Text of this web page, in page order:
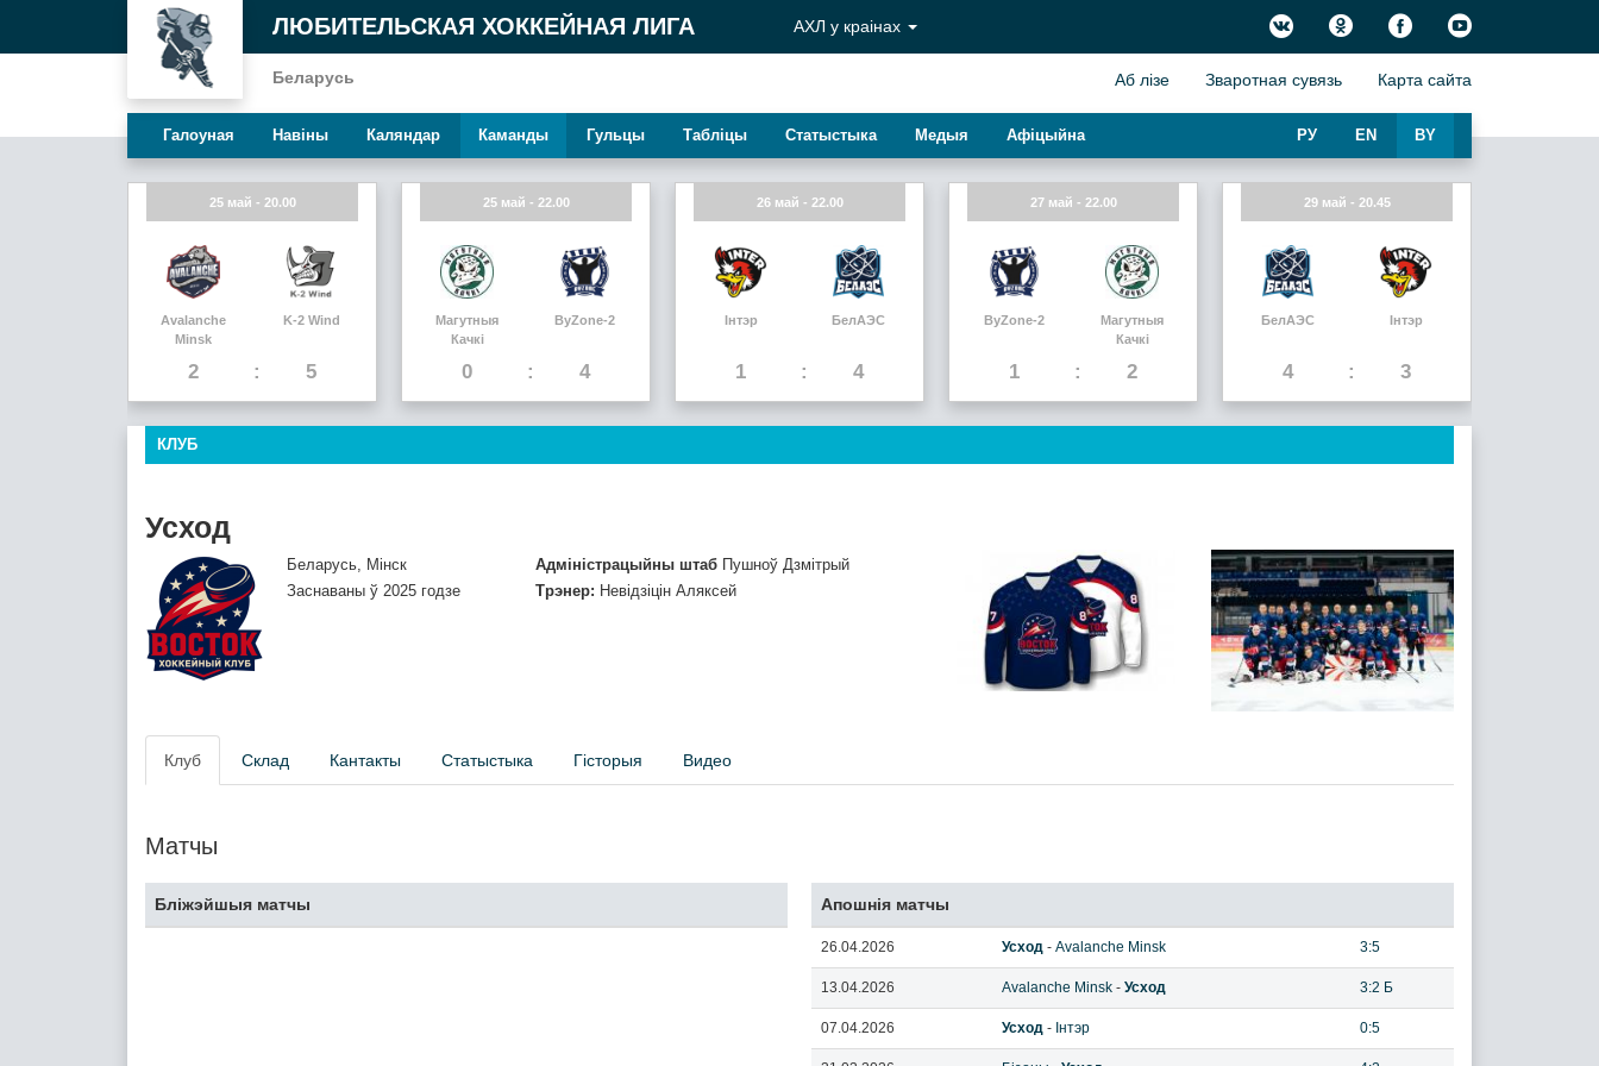
ЛЮБИТЕЛЬСКАЯ ХОККЕЙНАЯ ЛИГА
Беларусь
АХЛ у краiнах
Аб лiзе Зваротная сувязь Карта сайта
Галоуная Навiны Каляндар Каманды Гульцы Таблiцы Статыстыка Медыя Афiцыйна BY
EN
РУ
25 май - 20.00
Avalanche
Minsk
2
K-2 Wind
5
25 май - 22.00
Магутныя
Качкi
0
ByZone-2
4
26 май - 22.00
Інтэр
1
БелАЭС
4
27 май - 22.00
ByZone-2
1
Магутныя
Качкi
2
29 май - 20.45
БелАЭС
4
Інтэр
3
КЛУБ
Усход
Беларусь, Мінск
Заснаваны ў 2025 годзе
Адміністрацыйны штабПушноў Дзмітрый
Трэнер: Невідзіцін Аляксей
Клуб Склад Кантакты Статыстыка Гісторыя Видео
Матчы
Бліжэйшыя матчы Апошнія матчы
26.04.2026 Усход - Avalanche Minsk 3:5
13.04.2026 Avalanche Minsk - Усход 3:2 Б
07.04.2026 Усход - Інтэр 0:5